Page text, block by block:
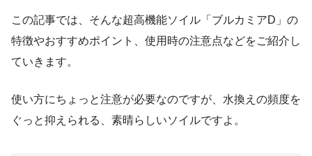
この記事では、そんな超高機能ソイル「ブルカミアD」の
特徴やおすすめポイント、使用時の注意点などをご紹介し
ていきます。
使い方にちょっと注意が必要なのですが、 水換えの頻度を
ぐっと抑えられる、素晴らしいソイルですよ。